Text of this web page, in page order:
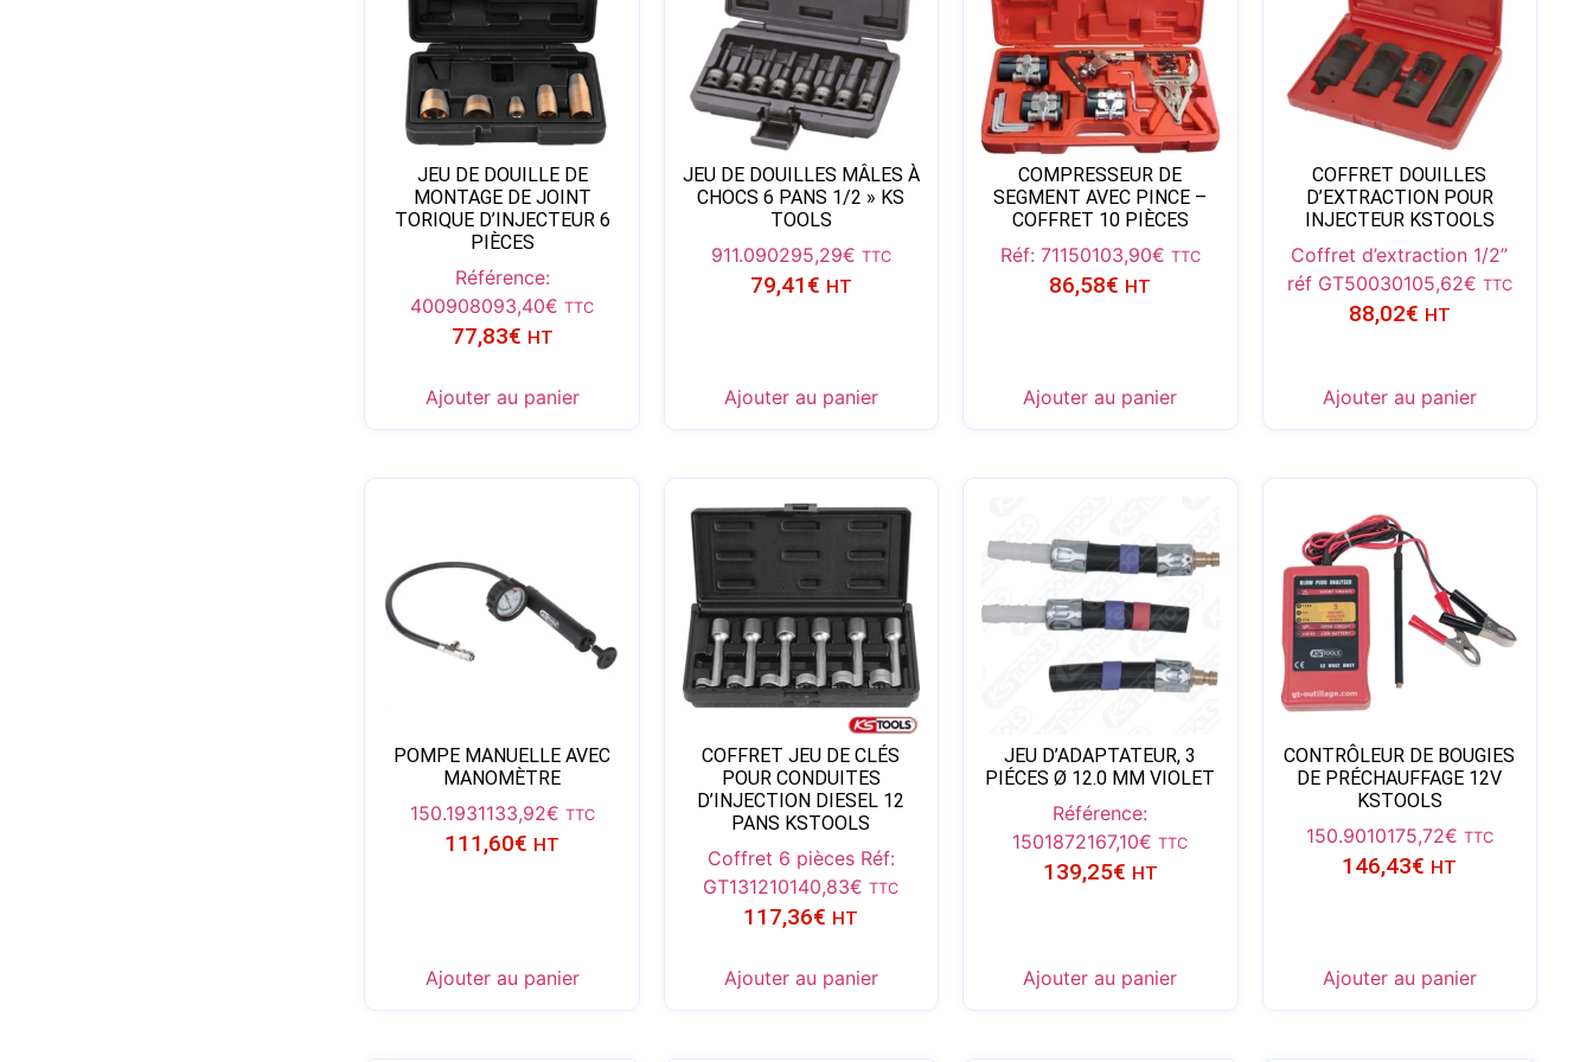
JEU DE DOUILLE DE
MONTAGE DE JOINT
TORIQUE D’INJECTEUR 6
PIÈCES
Référence:
400908093,40€ TTC
77,83€ HT
Ajouter au panier
JEU DE DOUILLES MÂLES À
CHOCS 6 PANS 1/2 » KS
TOOLS
911.090295,29€ TTC
79,41€ HT
Ajouter au panier
COMPRESSEUR DE
SEGMENT AVEC PINCE –
COFFRET 10 PIÈCES
Réf: 71150103,90€ TTC
86,58€ HT
Ajouter au panier
COFFRET DOUILLES
D’EXTRACTION POUR
INJECTEUR KSTOOLS
Coffret d’extraction 1/2’’
réf GT50030105,62€ TTC
88,02€ HT
Ajouter au panier
POMPE MANUELLE AVEC
MANOMÈTRE
150.1931133,92€ TTC
111,60€ HT
Ajouter au panier
COFFRET JEU DE CLÉS
POUR CONDUITES
D’INJECTION DIESEL 12
PANS KSTOOLS
Coffret 6 pièces Réf:
GT131210140,83€ TTC
117,36€ HT
Ajouter au panier
JEU D’ADAPTATEUR, 3
PIÉCES Ø 12.0 MM VIOLET
Référence:
1501872167,10€ TTC
139,25€ HT
Ajouter au panier
CONTRÔLEUR DE BOUGIES
DE PRÉCHAUFFAGE 12V
KSTOOLS
150.9010175,72€ TTC
146,43€ HT
Ajouter au panier